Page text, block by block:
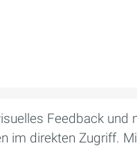
Feedback und
im direkten Zugriff.